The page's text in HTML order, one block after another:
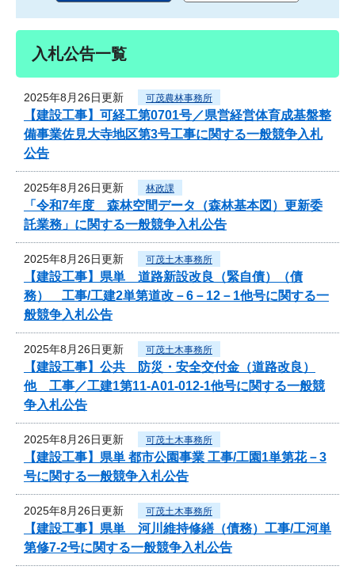
入札公告一覧
2025年8月26日更新 可茂農林事務所
【建設工事】可経工第0701号／県営経営体育成基盤整
備事業佐見大寺地区第3号工事に関する一般競争入札
公告
2025年8月26日更新 林政課
「令和7年度 森林空間データ（森林基本図）更新委
託業務」に関する一般競争入札公告
2025年8月26日更新 可茂土木事務所
【建設工事】県単 道路新設改良（緊自債）（債
務） 工事/工建2単第道改－6－12－1他号に関する一
般競争入札公告
2025年8月26日更新 可茂土木事務所
【建設工事】公共 防災・安全交付金（道路改良）
他 工事／工建1第11-A01-012-1他号に関する一般競
争入札公告
2025年8月26日更新 可茂土木事務所
【建設工事】県単 都市公園事業 工事/工園1単第花－3
号に関する一般競争入札公告
2025年8月26日更新 可茂土木事務所
【建設工事】県単 河川維持修繕（債務）工事/工河単
第修7-2号に関する一般競争入札公告